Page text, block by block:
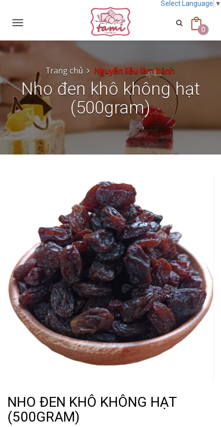
Select Language ▼
0
Toggle
Trang chủ Nguyên liệu làm bánh
Nho đen khô không hạt
(500gram)
NHO ĐEN KHÔ KHÔNG HẠT
(500GRAM)